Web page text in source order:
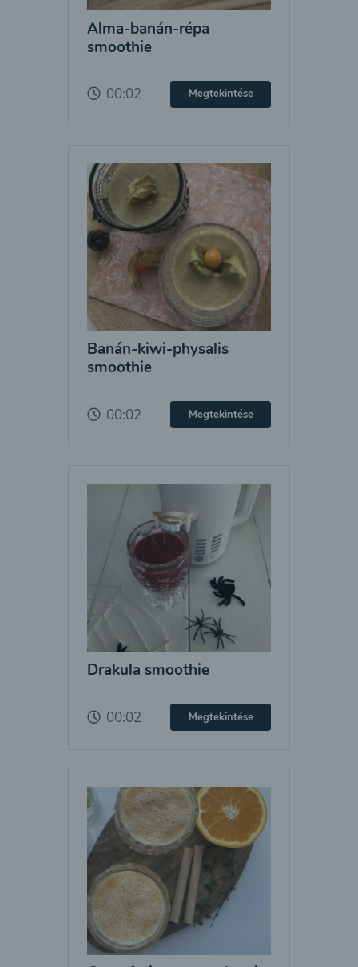
Alma-banán-répa
smoothie
00:02 Megtekintése
Banán-kiwi-physalis
smoothie
00:02 Megtekintése
Drakula smoothie
00:02 Megtekintése